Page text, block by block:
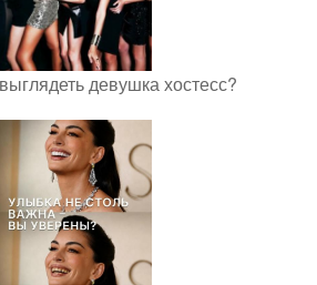
девушка хостесс?